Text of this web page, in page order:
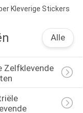
Kleverige Stickers
Alle
Zelfklevende